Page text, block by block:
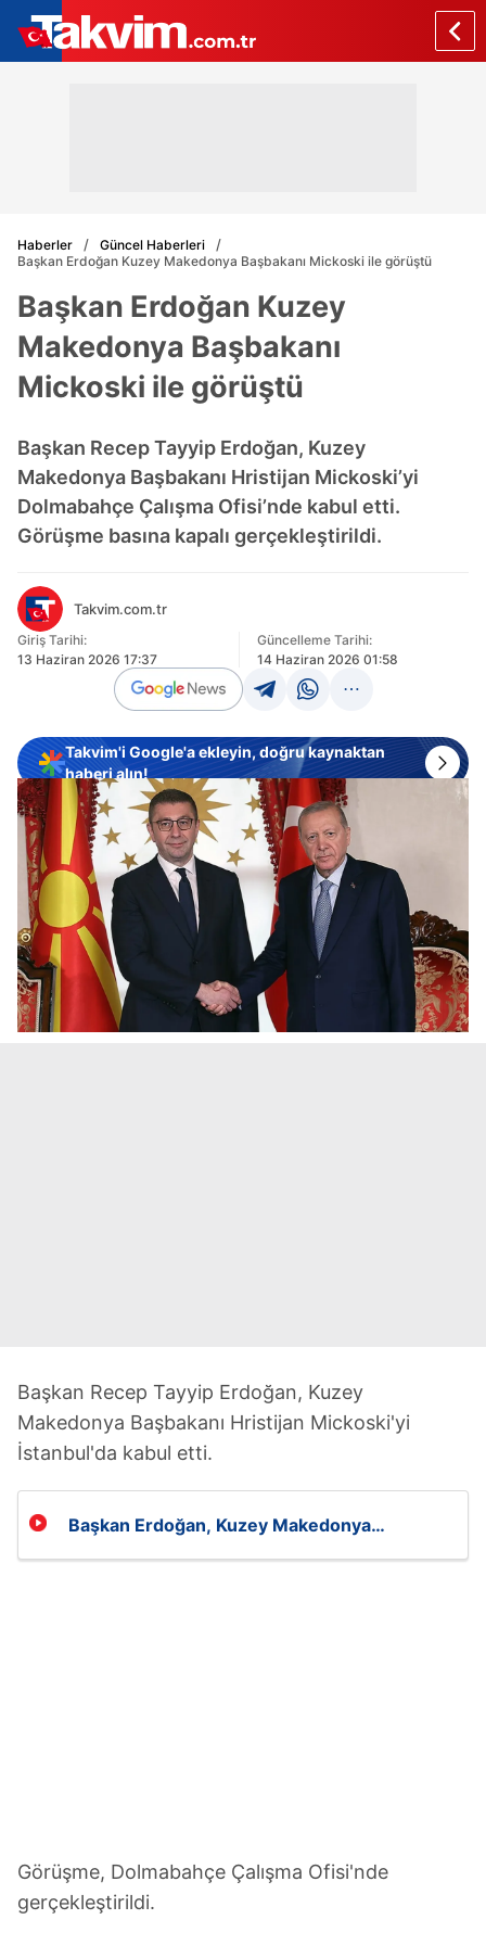
Haberler
Güncel Haberleri
Başkan Erdoğan Kuzey Makedonya Başbakanı Mickoski ile görüştü
Başkan Erdoğan Kuzey
Makedonya Başbakanı
Mickoski ile görüştü
Başkan Recep Tayyip Erdoğan, Kuzey
Makedonya Başbakanı Hristijan Mickoski’yi
Dolmabahçe Çalışma Ofisi’nde kabul etti.
Görüşme basına kapalı gerçekleştirildi.
Takvim.com.tr
Giriş Tarihi:
13 Haziran 2026 17:37
Güncelleme Tarihi:
14 Haziran 2026 01:58
Takvim'i Google'a ekleyin, doğru kaynaktan
haberi alın!
Başkan Recep Tayyip Erdoğan, Kuzey
Makedonya Başbakanı Hristijan Mickoski'yi
İstanbul'da kabul etti.
Başkan Erdoğan, Kuzey Makedonya
Görüşme, Dolmabahçe Çalışma Ofisi'nde
gerçekleştirildi.